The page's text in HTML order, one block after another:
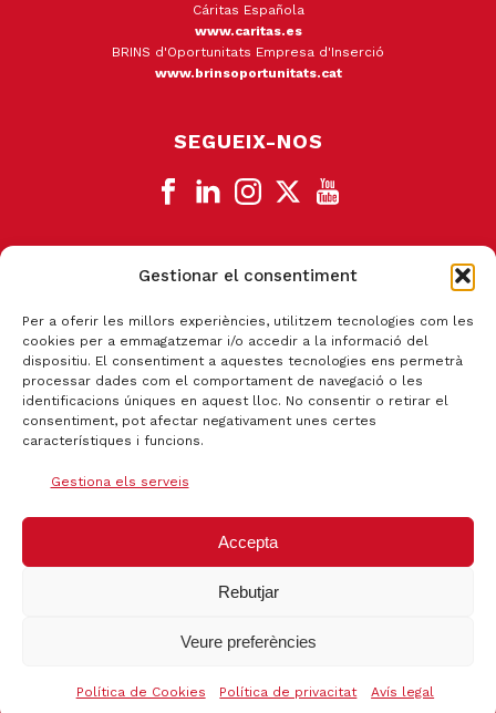
Gestionar el consentiment
Per a oferir les millors experiències, utilitzem tecnologies com les
cookies per a emmagatzemar i/o accedir a la informació del
dispositiu. El consentiment a aquestes tecnologies ens permetrà
processar dades com el comportament de navegació o les
identificacions úniques en aquest lloc. No consentir o retirar el
consentiment, pot afectar negativament unes certes
característiques i funcions.
Gestiona els serveis
Accepta
Rebutjar
Veure preferències
Política de Cookies Política de privacitat Avís legal
Cáritas Española
www.caritas.es
BRINS d'Oportunitats Empresa d'Inserció
www.brinsoportunitats.cat
SEGUEIX-NOS
CANAL DE DENÚNCIA
Certificat qualitat ISO 9001:2015